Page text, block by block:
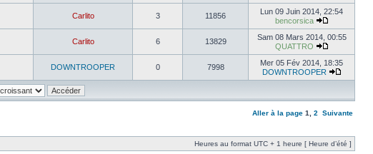
Carlito 3 11856
Lun 09 Juin 2014, 22:54
bencorsica
Carlito 6 13829
Sam 08 Mars 2014, 00:55
QUATTRO
DOWNTROOPER 0 7998
Mer 05 Fév 2014, 18:35
DOWNTROOPER
Aller à la page 1 2 Suivante
Heures au format UTC + 1 heure [ Heure d’été ]